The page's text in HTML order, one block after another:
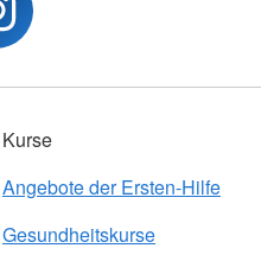
Kurse
Angebote der Ersten-Hilfe
Gesundheitskurse